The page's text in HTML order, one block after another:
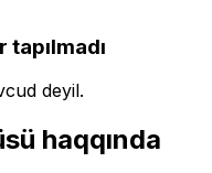
deyil.
haqqında